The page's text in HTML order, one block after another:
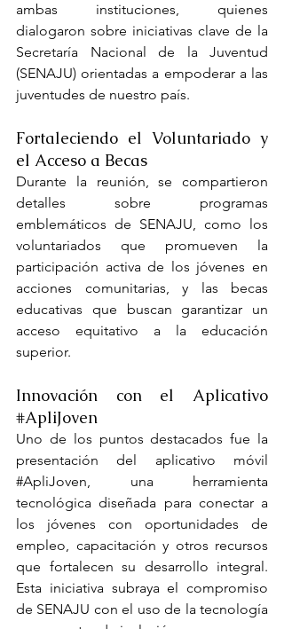
ambas instituciones, quienes
dialogaron sobre iniciativas clave de la
Secretaría Nacional de la Juventud
(SENAJU) orientadas a empoderar a las
juventudes de nuestro país.
Fortaleciendo el Voluntariado y
el Acceso a Becas
Durante la reunión, se compartieron
detalles sobre programas
emblemáticos de SENAJU, como los
voluntariados que promueven la
participación activa de los jóvenes en
acciones comunitarias, y las becas
educativas que buscan garantizar un
acceso equitativo a la educación
superior.
#ApliJoven
Uno de los puntos destacados fue la
#ApliJoven, una herramienta
tecnológica diseñada para conectar a
los jóvenes con oportunidades de
empleo, capacitación y otros recursos
que fortalecen su desarrollo integral.
Esta iniciativa subraya el compromiso
de SENAJU con el uso de la tecnología